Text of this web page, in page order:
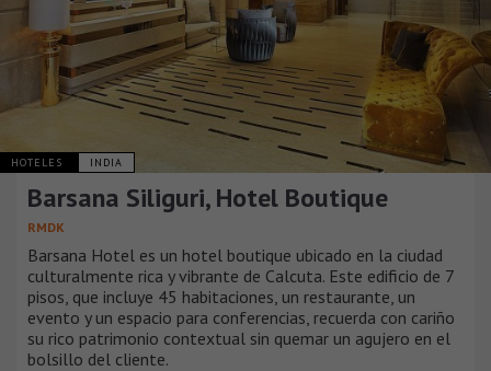
HOTELES INDIA
Barsana Siliguri, Hotel Boutique
RMDK
Barsana Hotel es un hotel boutique ubicado en la ciudad
culturalmente rica y vibrante de Calcuta. Este edificio de 7
pisos, que incluye 45 habitaciones, un restaurante, un
evento y un espacio para conferencias, recuerda con cariño
su rico patrimonio contextual sin quemar un agujero en el
bolsillo del cliente.